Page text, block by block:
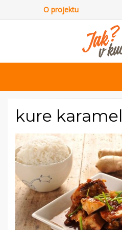
O projektu
kure karamel